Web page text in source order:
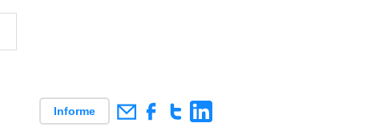
Informe